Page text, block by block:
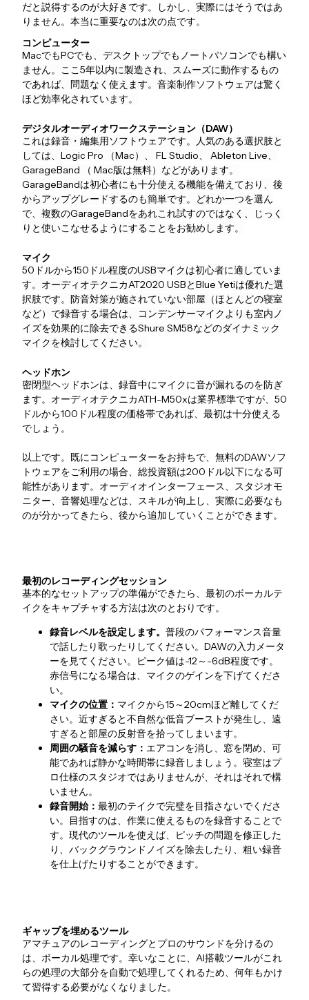
だと説得するのが大好きです。しかし、実際にはそうではあ
りません。本当に重要なのは次の点です。
コンピューター
MacでもPCでも、デスクトップでもノートパソコンでも構い
ません。ここ5年以内に製造され、スムーズに動作するもの
であれば、問題なく使えます。音楽制作ソフトウェアは驚く
ほど効率化されています。
デジタルオーディオワークステーション（DAW）
これは録音・編集用ソフトウェアです。人気のある選択肢と
しては、Logic Pro （Mac）、 FL Studio、 Ableton Live、
GarageBand （ Mac版は無料）などがあります。
GarageBandは初心者にも十分使える機能を備えており、後
からアップグレードするのも簡単です。どれか一つを選ん
で、複数のGarageBandをあれこれ試すのではなく、じっく
りと使いこなせるようにすることをお勧めします。
マイク
50ドルから150ドル程度のUSBマイクは初心者に適していま
す。オーディオテクニカAT2020 USBとBlue Yetiは優れた選
択肢です。防音対策が施されていない部屋（ほとんどの寝室
など）で録音する場合は、コンデンサーマイクよりも室内ノ
イズを効果的に除去できるShure SM58などのダイナミック
マイクを検討してください。
ヘッドホン
密閉型ヘッドホンは、録音中にマイクに音が漏れるのを防ぎ
ます。オーディオテクニカATH-M50xは業界標準ですが、50
ドルから100ドル程度の価格帯であれば、最初は十分使える
でしょう。
以上です。既にコンピューターをお持ちで、無料のDAWソフ
トウェアをご利用の場合、総投資額は200ドル以下になる可
能性があります。オーディオインターフェース、スタジオモ
ニター、音響処理などは、スキルが向上し、実際に必要なも
のが分かってきたら、後から追加していくことができます。
最初のレコーディングセッション
基本的なセットアップの準備ができたら、最初のボーカルテ
イクをキャプチャする方法は次のとおりです。
録音レベルを設定します。 普段のパフォーマンス音量
で話したり歌ったりしてください。DAWの入力メータ
ーを見てください。ピーク値は-12～-6dB程度です。
赤信号になる場合は、マイクのゲインを下げてくださ
い。
マイクの位置： マイクから15～20cmほど離してくだ
さい。近すぎると不自然な低音ブーストが発生し、遠
すぎると部屋の反射音を拾ってしまいます。
周囲の騒音を減らす： エアコンを消し、窓を閉め、可
能であれば静かな時間帯に録音しましょう。寝室はプ
ロ仕様のスタジオではありませんが、それはそれで構
いません。
録音開始： 最初のテイクで完璧を目指さないでくださ
い。目指すのは、作業に使えるものを録音することで
す。現代のツールを使えば、ピッチの問題を修正した
り、バックグラウンドノイズを除去したり、粗い録音
を仕上げたりすることができます。
ギャップを埋めるツール
アマチュアのレコーディングとプロのサウンドを分けるの
は、ボーカル処理です。幸いなことに、AI搭載ツールがこれ
らの処理の大部分を自動で処理してくれるため、何年もかけ
て習得する必要がなくなりました。